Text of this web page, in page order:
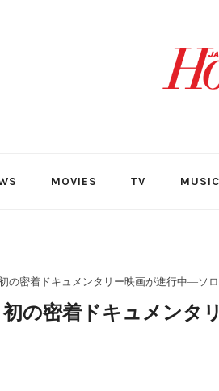
MOVIES TV MUSIC
の密着ドキュメンタリー映画が進行中―ソ
の密着ドキュメンタ